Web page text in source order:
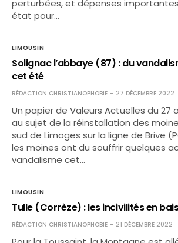
perturbées, et dépenses
état pour…
LIMOUSIN
Solignac l’abbaye (87) : du
cet été
RÉDACTION CHRISTIANOPHOBIE 27 DÉCEMBRE 2022
Un papier de Valeurs Actuelles du 27
au sujet de la réinstallation des
sud de Limoges sur la ligne de Brive
les moines ont du souffrir quelques
vandalisme cet…
LIMOUSIN
Tulle (Corrèze) : les incivilités en
RÉDACTION CHRISTIANOPHOBIE 21 DÉCEMBRE 2022